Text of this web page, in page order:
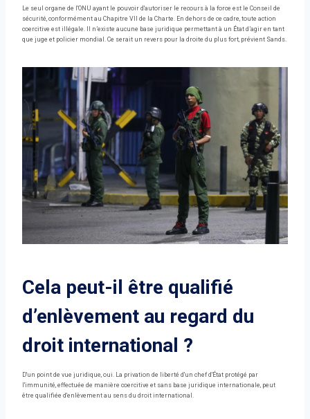
Le seul organe de l'ONU ayant le pouvoir d'autoriser le recours à la force est le Conseil de
sécurité, conformément au Chapitre VII de la Charte. En dehors de ce cadre, toute action
coercitive est illégale. Il n’existe aucune base juridique permettant à un État d’agir en tant
que juge et policier mondial. Ce serait un revers pour la droite du plus fort, prévient Sands.
Cela peut-il être qualifié
d’enlèvement au regard du
droit international ?
D'un point de vue juridique, oui. La privation de liberté d'un chef d'État protégé par
l'immunité, effectuée de manière coercitive et sans base juridique internationale, peut
être qualifiée d'enlèvement au sens du droit international.